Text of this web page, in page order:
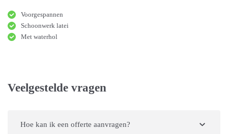
Voorgespannen
Schoonwerk latei
Met waterhol
Veelgestelde vragen
Hoe kan ik een offerte aanvragen?